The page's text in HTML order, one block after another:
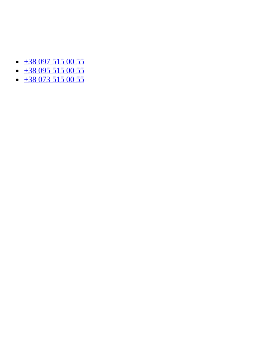
+38 097 515 00 55
+38 095 515 00 55
+38 073 515 00 55